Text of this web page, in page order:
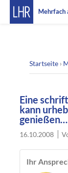
Mehrfach
Startseite ›
Eine
kann
genießen…
16.10.2008
Ihr